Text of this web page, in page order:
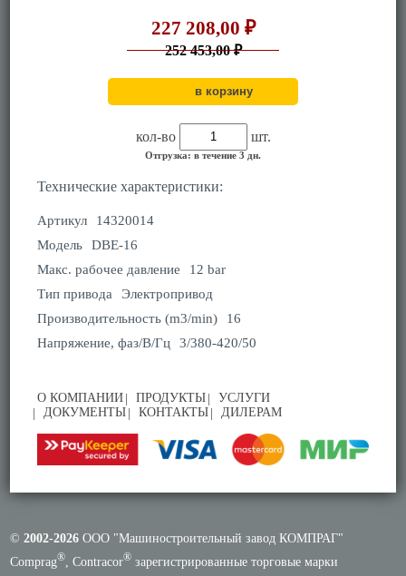
227 208,00 ₽
252 453,00 ₽
кол-во шт.
Отгрузка: в течение 3 дн.
Технические характеристики:
Артикул
14320014
Модель
DBE-16
Макс. рабочее давление
12 bar
Тип привода
Электропривод
Производительность (m3/min)
16
Напряжение, фаз/В/Гц
3/380-420/50
О КОМПАНИИ ПРОДУКТЫ
УСЛУГИ
ДОКУМЕНТЫ
КОНТАКТЫ ДИЛЕРАМ
©2002-2026 ООО "Машиностроительный завод КОМПРАГ"
Comprag® , Contracor® зарегистрированные торговые марки